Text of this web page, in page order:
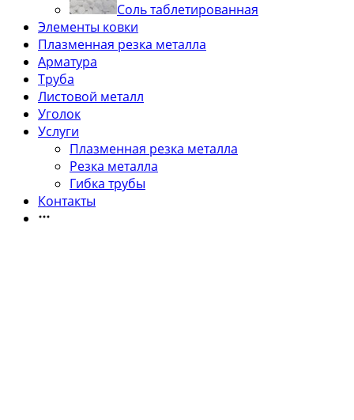
Соль таблетированная
Элементы ковки
Плазменная резка металла
Арматура
Труба
Листовой металл
Уголок
Услуги
Плазменная резка металла
Резка металла
Гибка трубы
Контакты